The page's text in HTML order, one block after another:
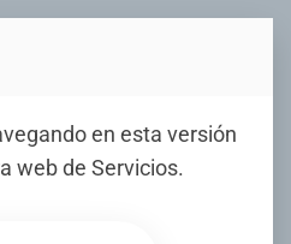
Medios
en esta versión
web de Servicios.
de Luz
los Fieles